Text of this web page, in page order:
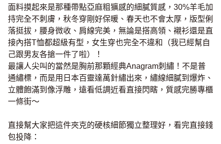
面料摸起來是那種帶點亞麻粗獷感的細膩質感，30%羊毛加
持完全不刺膚，秋冬穿剛好保暖、春天也不會太厚，版型俐
落挺拔，腰身微收、肩線完美，無論是搭高領、襯衫還是直
接內搭T恤都超級有型，女生穿也完全不違和（我已經幫自
己跟男友各搶一件了啦）！
最讓人尖叫的當然是胸前那顆經典Anagram刺繡！不是普
通繡標，而是用日本百靈達萬針繡出來，繡線細膩到爆炸、
立體飽滿到像浮雕，遠看低調近看直接閃瞎，質感完勝專櫃
一條街～
直接幫大家把這件夾克的硬核細節獨立整理好，看完直接錢
包投降：